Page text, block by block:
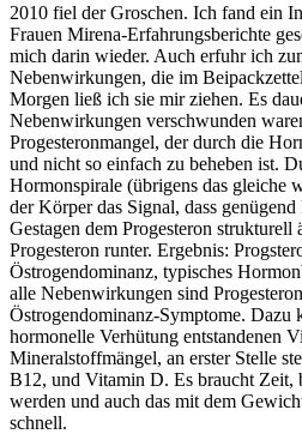
2010 fiel der Groschen. Ich fand ein
Frauen Mirena-Erfahrungsberichte
mich darin wieder. Auch erfuhr ich
Nebenwirkungen, die im
Morgen ließ ich sie mir ziehen. Es
Nebenwirkungen verschwunden
Progesteronmangel, der durch die
und nicht so einfach zu beheben ist.
Hormonspirale (übrigens das gleiche
der Körper das Signal, dass
Gestagen dem Progesteron strukturell
Progesteron runter. Ergebnis:
Östrogendominanz, typisches
alle Nebenwirkungen sind
Östrogendominanz-Symptome. Dazu
hormonelle Verhütung entstandenen
Mineralstoffmängel, an erster Stelle
B12, und Vitamin D. Es braucht Zeit,
werden und auch das mit dem
schnell.